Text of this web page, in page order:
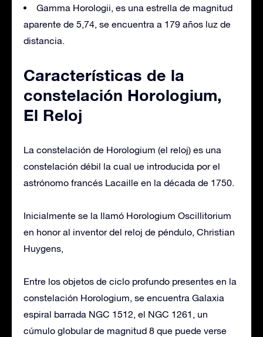
Gamma Horologii, es una estrella de magnitud
aparente de 5,74, se encuentra a 179 años luz de
distancia.
Características de la
constelación Horologium,
El Reloj
La constelación de Horologium (el reloj) es una
constelación débil la cual ue introducida por el
astrónomo francés Lacaille en la década de 1750.
Inicialmente se la llamó Horologium Oscillitorium
en honor al inventor del reloj de péndulo, Christian
Huygens,
Entre los objetos de ciclo profundo presentes en la
constelación Horologium, se encuentra Galaxia
espiral barrada NGC 1512, el NGC 1261, un
cúmulo globular de magnitud 8 que puede verse